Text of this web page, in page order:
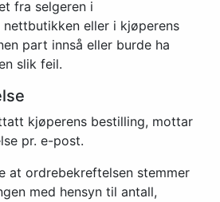
fra selgeren i
eller i kjøperens
part innså eller burde ha
slik feil.
kjøperens bestilling, mottar
pr. e-post.
at ordrebekreftelsen stemmer
med hensyn til antall,